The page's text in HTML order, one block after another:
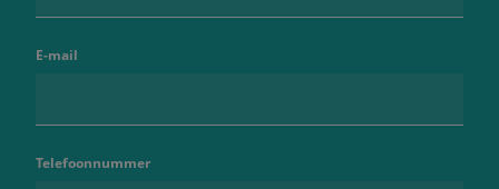
E-mail
Telefoonnummer